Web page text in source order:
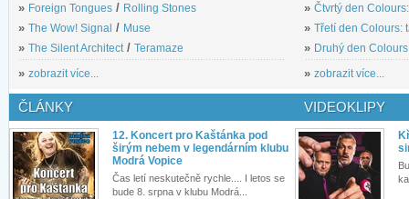
» Foreign Tongues / Rolling Stones
» The Wow! Signal / Muse
» The Silent Architect/ Teramaze
» zobrazit více...
» Čtvrtý den
» Třetí den Colours:
» Druhý den
» zobrazit více...
ČLÁNKY
12. Koncert pro Kaštánka pod
širým nebem v legendárním klubu
Modrá Vopice
Čas letí neskutečně rychle.... I letos se
bude 8. srpna v klubu Modrá...
VIDEOKLIPY